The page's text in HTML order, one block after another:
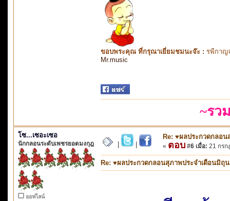
ขอบพระคุณ ที่กรุณาเยี่ยมชมนะจ๊ะ : รพีกาญ
Mr.music
~รว
โซ...เซอะเซอ
นักกลอนระดับเพชรยอดมงกุฎ
ออฟไลน์
Re: ♥ผลประกวดกลอ
« ตอบ #6 เมื่อ: 21 กรก
Re: ♥ผลประกวดกลอนสุภาพประจำเดือน